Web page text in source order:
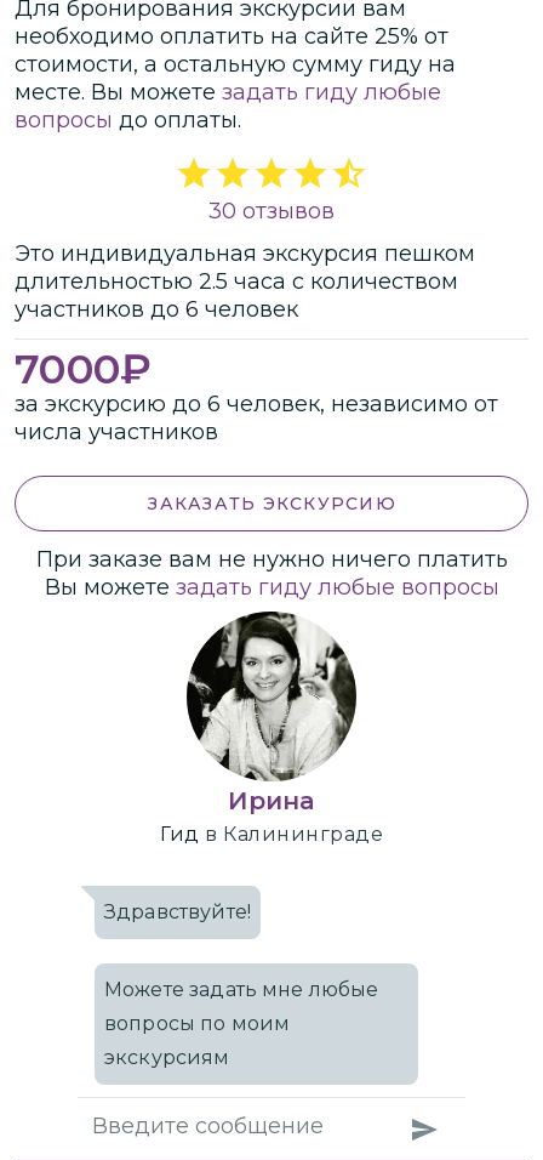
Для бронирования экскурсии вам
необходимо оплатить на сайте 25% от
стоимости, а остальную сумму гиду на
месте. Вы можете задать гиду любые
вопросы до оплаты.
30 отзывов
Это индивидуальная экскурсия пешком
длительностью 2.5 часа с количеством
участников до 6 человек
7000₽
за экскурсию до 6 человек, независимо от
числа участников
ЗАКАЗАТЬ ЭКСКУРСИЮ
При заказе вам не нужно ничего платить
Вы можете задать гиду любые вопросы
Ирина
Гид в Калининграде
Здравствуйте!
Можете задать мне любые
вопросы по моим
экскурсиям